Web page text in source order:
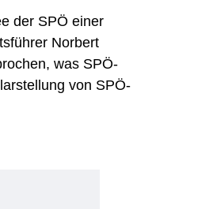
der SPÖ einer
Norbert
was SPÖ-
von SPÖ-